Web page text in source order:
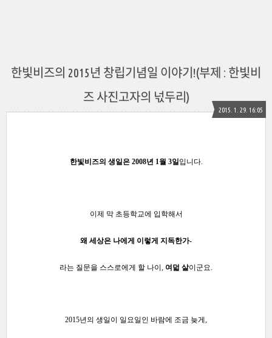
한빛비즈의 2015년 창립기념일 이야기!(부제 : 한빛비
즈 사진고자의 넋두리)
2015. 1. 29. 16:05
한빛비즈의 생일은 2008년 1월 3일입니다.
이제 막 초등학교에 입학해서
왜 세상은 나에게 이렇게 지독한가-
라는 질문을 스스로에게 할 나이, 여덟 살이군요.
2015년의 생일이 일요일인 바람에 조금 늦게,